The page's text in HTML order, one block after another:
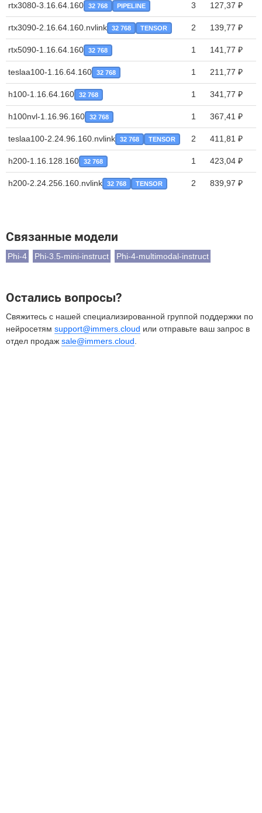
rtx3080-3.16.64.160 32 768 PIPELINE 3 127,37 ₽
rtx3090-2.16.64.160.nvlink 32 768 TENSOR 2 139,77 ₽
rtx5090-1.16.64.160 32 768 1 141,77 ₽
teslaa100-1.16.64.160 32 768 1 211,77 ₽
h100-1.16.64.160 32 768 1 341,77 ₽
h100nvl-1.16.96.160 32 768 1 367,41 ₽
teslaa100-2.24.96.160.nvlink 32 768 TENSOR 2 411,81 ₽
h200-1.16.128.160 32 768 1 423,04 ₽
h200-2.24.256.160.nvlink 32 768 TENSOR 2 839,97 ₽
Связанные модели
Phi-4 Phi-3.5-mini-instruct Phi-4-multimodal-instruct
Остались вопросы?
Свяжитесь с нашей специализированной группой поддержки по
нейросетям support@immers.cloud или отправьте ваш запрос в
отдел продаж sale@immers.cloud